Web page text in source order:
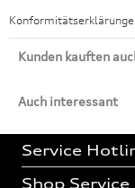
Kunden kauften
Auch interessant
Service
Shop Service